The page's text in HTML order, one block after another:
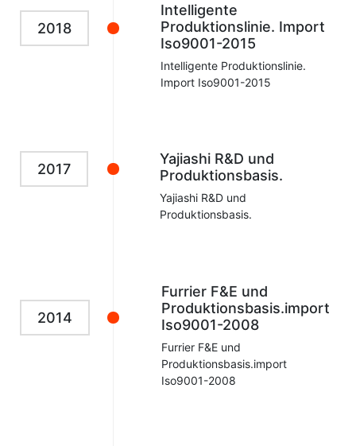
2018
Intelligente
Produktionslinie. Import
Iso9001-2015
Intelligente Produktionslinie.
Import Iso9001-2015
2017
Yajiashi R&D und
Produktionsbasis.
Yajiashi R&D und
Produktionsbasis.
2014
Furrier F&E und
Produktionsbasis.import
Iso9001-2008
Furrier F&E und
Produktionsbasis.import
Iso9001-2008